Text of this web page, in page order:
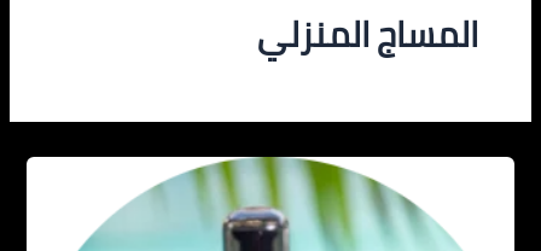
المساج المنزلي